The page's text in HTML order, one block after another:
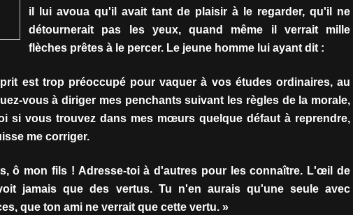
il lui avoua qu'il avait tant de plaisir à le regarder, qu'il ne
détournerait pas les yeux, quand même il verrait mille
flèches prêtes à le percer. Le jeune homme lui ayant dit :
est trop préoccupé pour vaquer à vos études ordinaires, au
vous à diriger mes penchants suivant les règles de la morale,
si vous trouvez dans mes mœurs quelque défaut à reprendre,
me corriger.
ô mon fils ! Adresse-toi à d'autres pour les connaître. L'œil de
jamais que des vertus. Tu n'en aurais qu'une seule avec
que ton ami ne verrait que cette vertu. »